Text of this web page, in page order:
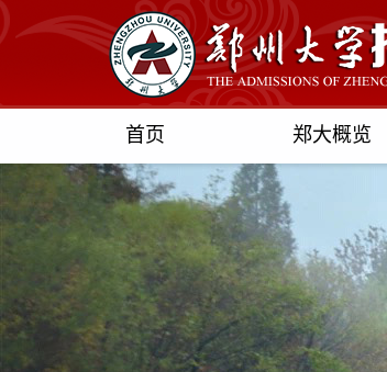
首页 郑大概览